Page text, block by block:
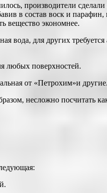
производители
в состав воск и парафин,
вещество экономнее.
вода, для других требуется
любых поверхностей.
от «Петрохим»и другие.
несложно посчитать